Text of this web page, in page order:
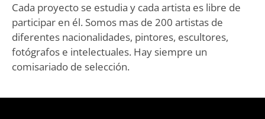
Cada proyecto se estudia y cada artista es libre de
participar en él. Somos mas de 200 artistas de
diferentes nacionalidades, pintores, escultores,
fotógrafos e intelectuales. Hay siempre un
comisariado de selección.